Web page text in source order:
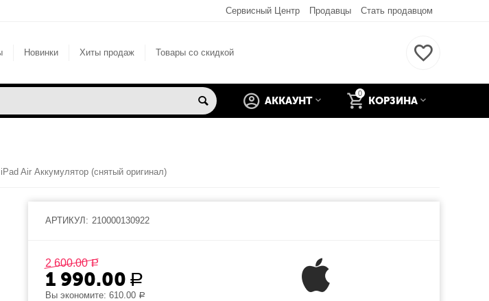
Сервисный Центр Продавцы Стать продавцом
Новинки Хиты продаж Товары со скидкой
0
КОРЗИНА
АККАУНТ
iPad Air Аккумулятор (снятый оригинал)
АРТИКУЛ: 210000130922
2 600.00 Р
1 990.00 Р
Вы экономите:610.00 Р